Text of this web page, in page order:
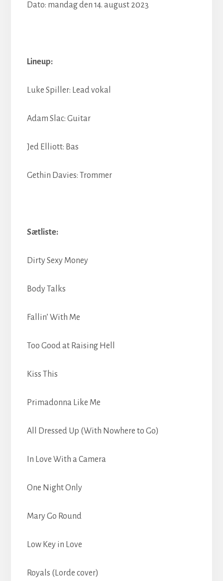
Dato: mandag den 14. august 2023
Lineup:
Luke Spiller: Lead vokal
Adam Slac: Guitar
Jed Elliott: Bas
Gethin Davies: Trommer
Sætliste:
Dirty Sexy Money
Body Talks
Fallin’ With Me
Too Good at Raising Hell
Kiss This
Primadonna Like Me
All Dressed Up (With Nowhere to Go)
In Love With a Camera
One Night Only
Mary Go Round
Low Key in Love
Royals (Lorde cover)